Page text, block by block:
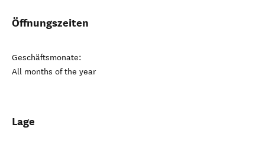
Öffnungszeiten
Geschäftsmonate:
All months of the year
Lage